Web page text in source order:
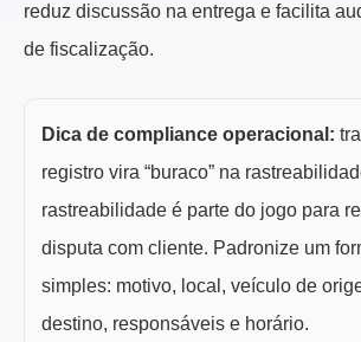
reduz discussão na entrega e facilita
de fiscalização.
Dica de compliance operacional:
registro vira “buraco” na
rastreabilidade é parte do jogo para
disputa com cliente. Padronize um
simples: motivo, local, veículo de
destino, responsáveis e horário.